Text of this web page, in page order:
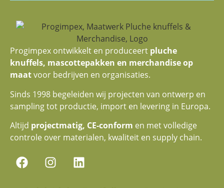
Progimpex ontwikkelt en produceert pluche
knuffels, mascottepakken en merchandise op
maatvoor bedrijven en organisaties.
Sinds 1998 begeleiden wij projecten van ontwerp en
sampling tot productie, import en levering in Europa.
Altijd projectmatig, CE-conform en met volledige
controle over materialen, kwaliteit en supply chain.